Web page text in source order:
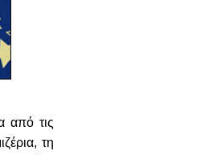
από τις
τη